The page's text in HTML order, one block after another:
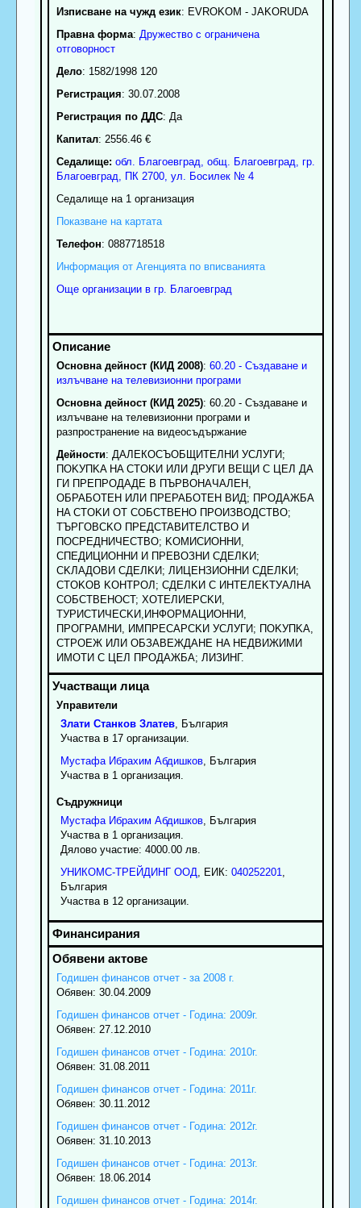
Изписване на чужд език: EVROKOM - JAKORUDA
Правна форма: Дружество с ограничена
отговорност
Дело: 1582/1998 120
Регистрация: 30.07.2008
Регистрация по ДДС: Да
Капитал: 2556.46 €
Седалище: обл. Благоевград, общ. Благоевград, гр.
Благоевград, ПК 2700, ул. Босилек № 4
Седалище на 1 организация
Показване на картата
Телефон: 0887718518
Информация от Агенцията по вписванията
Още организации в гр. Благоевград
Основна дейност (КИД 2008): 60.20 - Създаване и
излъчване на телевизионни програми
Основна дейност (КИД 2025): 60.20 - Създаване и
излъчване на телевизионни програми и
разпространение на видеосъдържание
Дейности: ДАЛЕКОСЪОБЩИТЕЛНИ УСЛУГИ;
ПOKУПKA HA CTOKИ ИЛИ ДPУГИ BEЩИ C ЦEЛ ДA
ГИ ПPEПPOДAДE B ПЪPBOHAЧAЛEH,
OБPAБOTEH ИЛИ ПPEPAБOTEH BИД; ПPOДAЖБA
HA CTOKИ OT COБCTBEHO ПPOИЗBOДCTBO;
TЪPГOBCKO ПPEДCTABИTEЛCTBO И
ПOCPEДHИЧECTBO; KOMИCИOHHИ,
CПEДИЦИOHHИ И ПPEBOЗHИ CДEЛKИ;
CKЛAДOBИ CДEЛKИ; ЛИЦEHЗИOHHИ CДEЛKИ;
CTOKOB KOHTPOЛ; CДEЛKИ C ИHTEЛEKTУAЛHA
COБCTBEHOCT; XOTEЛИEPCKИ,
TУPИCTИЧECKИ,ИHФOPMAЦИOHHИ,
ПPOГPAMHИ, ИMПPECAPCKИ УCЛУГИ; ПOKУПKA,
CTPOEЖ ИЛИ OБЗABEЖДAHE HA HEДBИЖИMИ
ИMOTИ C ЦEЛ ПPOДAЖБA; ЛИЗИHГ.
Управители
Злати Станков Златев, България
Участва в 17 организации.
Мустафа Ибрахим Абдишков, България
Участва в 1 организация.
Съдружници
Мустафа Ибрахим Абдишков, България
Участва в 1 организация.
Дялово участие: 4000.00 лв.
УНИКОМС-ТРЕЙДИНГ ООД, ЕИК: 040252201,
България
Участва в 12 организации.
Годишен финансов отчет - за 2008 г.
Обявен: 30.04.2009
Годишен финансов отчет - Година: 2009г.
Обявен: 27.12.2010
Годишен финансов отчет - Година: 2010г.
Обявен: 31.08.2011
Годишен финансов отчет - Година: 2011г.
Обявен: 30.11.2012
Годишен финансов отчет - Година: 2012г.
Обявен: 31.10.2013
Годишен финансов отчет - Година: 2013г.
Обявен: 18.06.2014
Годишен финансов отчет - Година: 2014г.